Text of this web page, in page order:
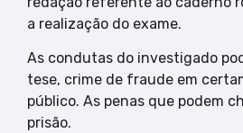
a realização do exame.
As condutas do investigado
tese, crime de fraude em
público. As penas que podem
prisão.